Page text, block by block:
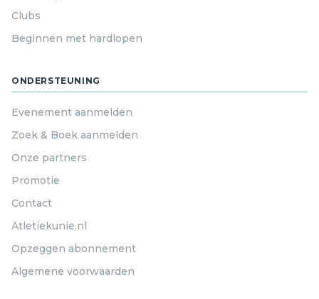
Clubs
Beginnen met hardlopen
ONDERSTEUNING
Evenement aanmelden
Zoek & Boek aanmelden
Onze partners
Promotie
Contact
Atletiekunie.nl
Opzeggen abonnement
Algemene voorwaarden